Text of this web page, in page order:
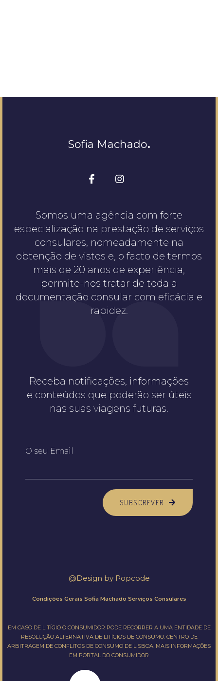
Sofia Machado.
Somos uma agência com forte
especialização na prestação de serviços
consulares, nomeadamente na
obtenção de vistos e, o facto de termos
mais de 20 anos de experiência,
permite-nos tratar de toda a
documentação consular com eficácia e
rapidez.
Receba notificações, informações
e conteúdos que poderão ser úteis
nas suas viagens futuras.
O seu Email
SUBSCREVER
@Design by Popcode
Condições Gerais Sofia Machado Serviços Consulares
EM CASO DE LITÍGIO O CONSUMIDOR PODE RECORRER A UMA ENTIDADE DE
RESOLUÇÃO ALTERNATIVA DE LITÍGIOS DE CONSUMO. CENTRO DE
ARBITRAGEM DE CONFLITOS DE CONSUMO DE LISBOA. MAIS INFORMAÇÕES
EM PORTAL DO CONSUMIDOR